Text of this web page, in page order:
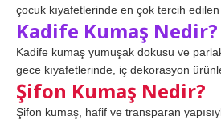
çocuk kıyafetlerinde en çok tercih
Kadife Kumaş Nedir?
Kadife kumaş yumuşak dokusu ve
gece kıyafetlerinde, iç dekorasyon
Şifon Kumaş Nedir?
Şifon kumaş, hafif ve transparan